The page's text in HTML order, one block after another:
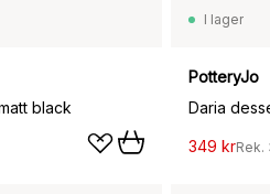
black
I lager
PotteryJo
Daria
349 krRek.